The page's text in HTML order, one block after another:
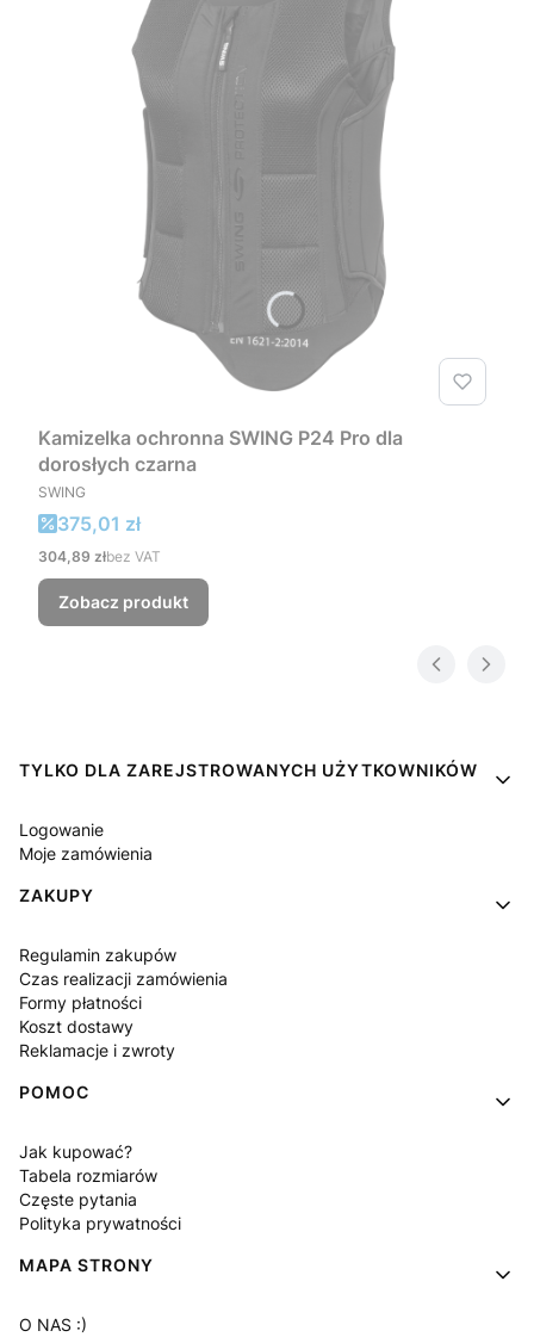
Kamizelka ochronna SWING P24 Pro dla
dorosłych czarna
PRODUCENT
SWING
Cena promocyjna
375,01 zł
Cena
304,89 złbez VAT
Zobacz produkt
Linki w stopce
TYLKO DLA ZAREJSTROWANYCH UŻYTKOWNIKÓW
Logowanie
Moje zamówienia
ZAKUPY
Regulamin zakupów
Czas realizacji zamówienia
Formy płatności
Koszt dostawy
Reklamacje i zwroty
POMOC
Jak kupować?
Tabela rozmiarów
Częste pytania
Polityka prywatności
MAPA STRONY
O NAS :)